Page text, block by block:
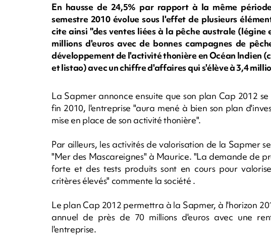
En hausse de 24,5% par rapport à la même
semestre 2010 évolue sous l'effet de plusieurs
cite ainsi "des ventes liées à la pêche australe (légine
millions d'euros avec de bonnes campagnes de
développement de l'activité thonière en Océan Indien
et listao) avec un chiffre d'affaires qui s'élève à 3,4
La Sapmer annonce ensuite que son plan Cap 2012
fin 2010, l'entreprise "aura mené à bien son plan
mise en place de son activité thonière".
Par ailleurs, les activités de valorisation de la Sapmer
"Mer des Mascareignes" à Maurice. "La demande de
forte et des tests produits sont en cours pour
critères élevés" commente la société .
Le plan Cap 2012 permettra à la Sapmer, à l'horizon
annuel de près de 70 millions d'euros avec une
l'entreprise.